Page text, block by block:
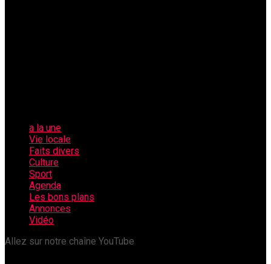
a la une
Vie locale
Faits divers
Culture
Sport
Agenda
Les bons plans
Annonces
Vidéo
Allez sur notre chaîne YouTube